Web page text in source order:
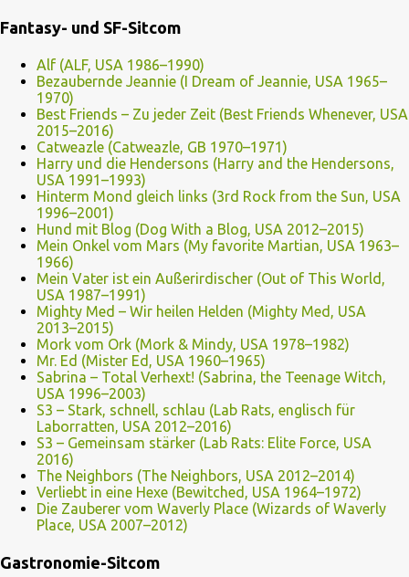
Fantasy- und SF-Sitcom
Alf (ALF, USA 1986–1990)
Bezaubernde Jeannie (I Dream of Jeannie, USA 1965–
1970)
Best Friends – Zu jeder Zeit (Best Friends Whenever, USA
2015–2016)
Catweazle (Catweazle, GB 1970–1971)
Harry und die Hendersons (Harry and the Hendersons,
USA 1991–1993)
Hinterm Mond gleich links (3rd Rock from the Sun, USA
1996–2001)
Hund mit Blog (Dog With a Blog, USA 2012–2015)
Mein Onkel vom Mars (My favorite Martian, USA 1963–
1966)
Mein Vater ist ein Außerirdischer (Out of This World,
USA 1987–1991)
Mighty Med – Wir heilen Helden (Mighty Med, USA
2013–2015)
Mork vom Ork (Mork & Mindy, USA 1978–1982)
Mr. Ed (Mister Ed, USA 1960–1965)
Sabrina – Total Verhext! (Sabrina, the Teenage Witch,
USA 1996–2003)
S3 – Stark, schnell, schlau (Lab Rats, englisch für
Laborratten, USA 2012–2016)
S3 – Gemeinsam stärker (Lab Rats: Elite Force, USA
2016)
The Neighbors (The Neighbors, USA 2012–2014)
Verliebt in eine Hexe (Bewitched, USA 1964–1972)
Die Zauberer vom Waverly Place (Wizards of Waverly
Place, USA 2007–2012)
Gastronomie-Sitcom